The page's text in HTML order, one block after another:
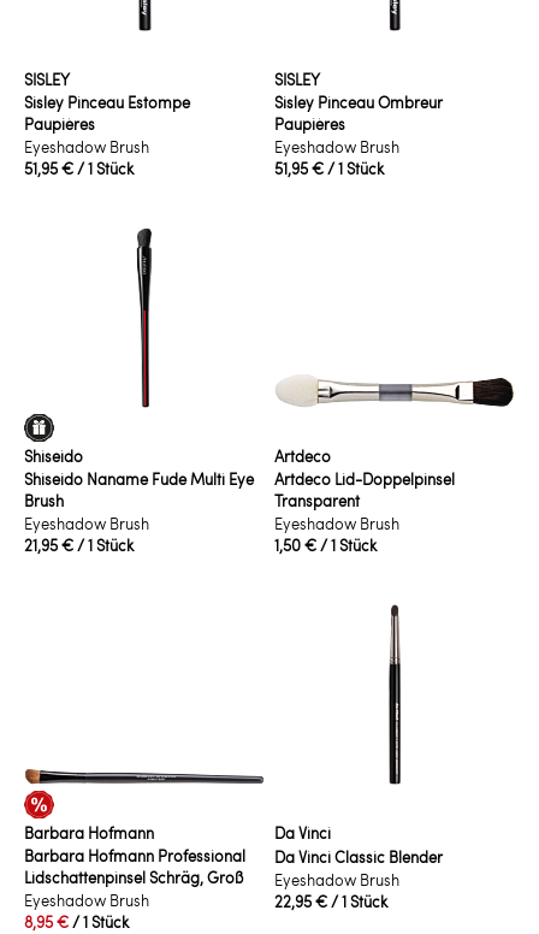
SISLEY
Sisley Pinceau Estompe
Paupières
Eyeshadow Brush
51,95 €/ 1 Stück
SISLEY
Sisley Pinceau Ombreur
Paupières
Eyeshadow Brush
51,95 €/ 1 Stück
Shiseido
Shiseido Naname Fude Multi Eye
Brush
Eyeshadow Brush
21,95 €/ 1 Stück
Artdeco
Artdeco Lid-Doppelpinsel
Transparent
Eyeshadow Brush
1,50 €/ 1 Stück
Barbara Hofmann
Barbara Hofmann Professional
Lidschattenpinsel Schräg, Groß
Eyeshadow Brush
8,95 €/ 1 Stück
Da Vinci
Da Vinci Classic Blender
Eyeshadow Brush
22,95 €/ 1 Stück